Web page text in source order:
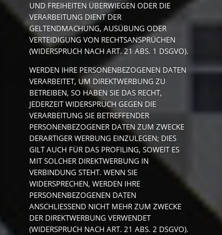
UND FREIHEITEN ÜBERWIEGEN ODER DIE
VERARBEITUNG DIENT DER
GELTENDMACHUNG, AUSÜBUNG ODER
VERTEIDIGUNG VON RECHTSANSPRÜCHEN
(WIDERSPRUCH NACH ART. 21 ABS. 1 DSGVO).
WERDEN IHRE PERSONENBEZOGENEN DATEN
VERARBEITET, UM DIREKTWERBUNG ZU
BETREIBEN, SO HABEN SIE DAS RECHT,
JEDERZEIT WIDERSPRUCH GEGEN DIE
VERARBEITUNG SIE BETREFFENDER
PERSONENBEZOGENER DATEN ZUM ZWECKE
DERARTIGER WERBUNG EINZULEGEN; DIES
GILT AUCH FÜR DAS PROFILING, SOWEIT ES
MIT SOLCHER DIREKTWERBUNG IN
VERBINDUNG STEHT. WENN SIE
WIDERSPRECHEN, WERDEN IHRE
PERSONENBEZOGENEN DATEN
ANSCHLIESSEND NICHT MEHR ZUM ZWECKE
DER DIREKTWERBUNG VERWENDET
(WIDERSPRUCH NACH ART. 21 ABS. 2 DSGVO).